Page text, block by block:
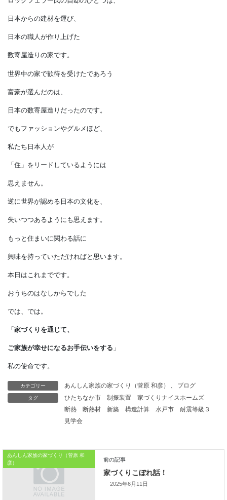
日本建築を模したものであり、
今では、
アメリカの建築文化として
保護されています。
そして大富豪である
数寄屋造りの家です。
世界中の家で歓待を受けたであろう
富豪が選んだのは、
日本の数寄屋造りだったのです。
でもファッションやグルメほど、
私たち日本人が
思えません。
逆に世界が認める日本の文化を、
もっと住まいに関わる話に
興味を持っていただければと思います。
本日はこれまでです。
カテゴリー あんしん家族の家づくり（菅原 和彦） 、
ブログ
タグ
ひたちなか市 制振装置
家づくりナイスホームズ
断熱
断熱材 新築 構造計算 水戸市
耐震等級３
見学会
あんしん家族の家づくり（菅原 和
彦）
2025年6月11日